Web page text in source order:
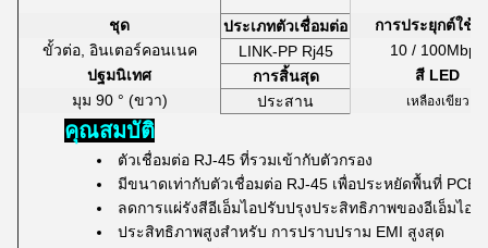
ชุด ประเภทตัวเชื่อมต่อ
การประยุกต์ใช้ง
ขั้วต่อ, อินเตอร์คอนเนค
LINK-PP Rj45
10 / 100Mbps
ปฐมนิเทศ
การสิ้นสุด
สี LED
มุม 90 ° (ขวา)
ประสาน เหลืองเขียว
คุณสมบัติ
ตัวเชื่อมต่อ RJ-45 ที่รวมเข้ากับตัวกรอง
มีขนาดเท่ากับตัวเชื่อมต่อ RJ-45 เพื่อประหยัดพื้นที่ PCB
ลดการแผ่รังสีอีเอ็มไอปรับปรุงประสิทธิภาพของอีเอ็มไอ
ประสิทธิภาพสูงสำหรับ การปราบปราม EMI สูงสุด